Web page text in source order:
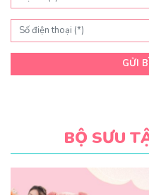
trang
sản
phẩm
GỬI
BỘ SƯU